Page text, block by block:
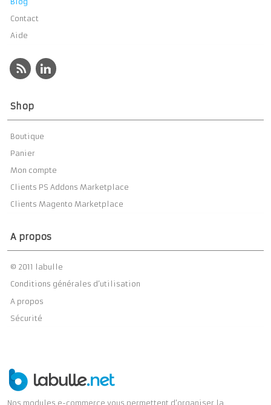
Contact
Aide
Shop
Boutique
Panier
Mon compte
Clients PS Addons Marketplace
Clients Magento Marketplace
A propos
© 2011 labulle
Conditions générales d’utilisation
A propos
Sécurité
Nos modules e-commerce vous permettent d’organiser la